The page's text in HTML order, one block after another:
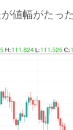
値幅がたっ